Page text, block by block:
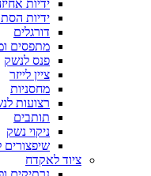
ידיות
ידיות
דורגלים
מתפסים
פנס לנשק
ציין לייזר
מחסניות
רצועות
תותבים
ניקוי נשק
שיפצורים
ציוד לאקדח